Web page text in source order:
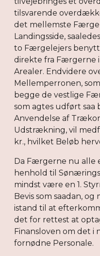
tilsvarende
det mellemste
Landingsside,
to Færgelejers
direkte fra Færgerne
Arealer. Endvidere
Mellemperronen,
begge de vestlige
som agtes udført saa
Anvendelse af
Udstrækning, vil
kr., hvilket Beløb
Da Færgerne nu alle
henhold til
mindst være en 1.
Bevis som saadan,
istand til at
det for rettest at
Finansloven om det
fornødne Personale.